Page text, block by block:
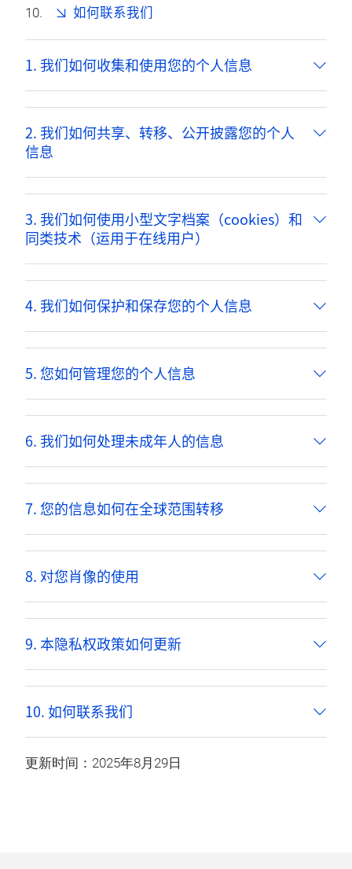
如何联系我们
1. 我们如何收集和使用您的个人信息
2. 我们如何共享、转移、公开披露您的个人
信息
3. 我们如何使用小型文字档案（cookies）和
同类技术（运用于在线用户）
4. 我们如何保护和保存您的个人信息
5. 您如何管理您的个人信息
6. 我们如何处理未成年人的信息
7. 您的信息如何在全球范围转移
8. 对您肖像的使用
9. 本隐私权政策如何更新
10. 如何联系我们
更新时间：2025年8月29日